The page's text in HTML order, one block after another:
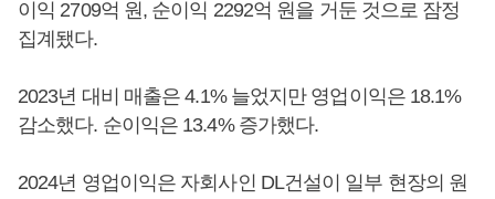
이익 2709억 원, 순이익 2292억 원을 거둔 것으로 잠정
집계됐다.
2023년 대비 매출은 4.1% 늘었지만 영업이익은 18.1%
감소했다. 순이익은 13.4% 증가했다.
2024년 영업이익은 자회사인 DL건설이 일부 현장의 원